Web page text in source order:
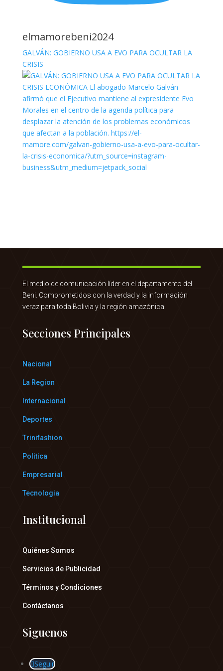
elmamorebeni2024
GALVÁN: GOBIERNO USA A EVO PARA OCULTAR LA
CRISIS
El medio de comunicación líder en el departamento del
Beni. Comprometidos con la verdad y la información
veraz para toda Bolivia y la región amazónica.
Secciones Principales
Nacional
La Region
Internacional
Deportes
Trinifashion
Politica
Empresarial
Tecnologia
Institucional
Quiénes Somos
Servicios de Publicidad
Términos y Condiciones
Contáctanos
Siguenos
Seguir